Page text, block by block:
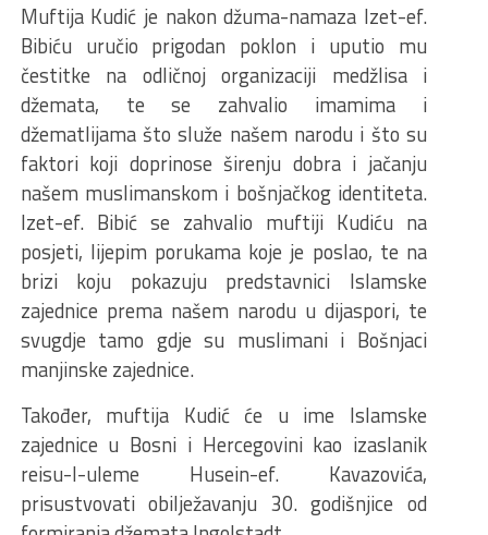
Muftija Kudić je nakon džuma-namaza Izet-ef.
Bibiću uručio prigodan poklon i uputio mu
čestitke na odličnoj organizaciji medžlisa i
džemata, te se zahvalio imamima i
džematlijama što služe našem narodu i što su
faktori koji doprinose širenju dobra i jačanju
našem muslimanskom i bošnjačkog identiteta.
Izet-ef. Bibić se zahvalio muftiji Kudiću na
posjeti, lijepim porukama koje je poslao, te na
brizi koju pokazuju predstavnici Islamske
zajednice prema našem narodu u dijaspori, te
svugdje tamo gdje su muslimani i Bošnjaci
manjinske zajednice.
Također, muftija Kudić će u ime Islamske
zajednice u Bosni i Hercegovini kao izaslanik
reisu-l-uleme Husein-ef. Kavazovića,
prisustvovati obilježavanju 30. godišnjice od